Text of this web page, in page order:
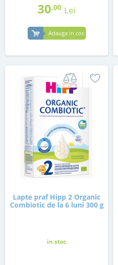
30,00 Lei
Adauga in cos
Lapte praf Hipp 2 Organic
Combiotic de la 6 luni 300 g
in stoc